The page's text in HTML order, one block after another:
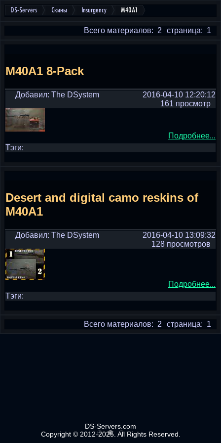
DS-Servers Скины Insurgency M40A1
страница: 1
Всего материалов: 2
M40A1 8-Pack
Добавил: The DSystem
2016-04-10 12:20:12
161 просмотр
Подробнее...
Тэги:
Desert and digital camo reskins of
M40A1
Добавил: The DSystem
2016-04-10 13:09:32
128 просмотров
Подробнее...
Тэги:
страница: 1
Всего материалов: 2
DS-Servers.com
Copyright © 2012-2025. All Rights Reserved.